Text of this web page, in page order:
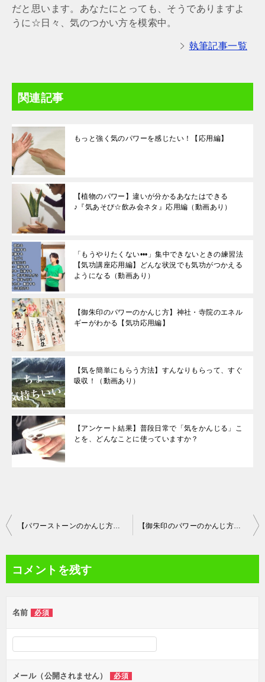
だと思います。あなたにとっても、そうでありますよ
うに☆日々、気のつかい方を模索中。
執筆記事一覧
関連記事
もっと強く気のパワーを感じたい！【応用編】
【植物のパワー】違いが分かるあなたはできる
♪『気あそび☆飲み会ネタ』応用編（動画あり）
「もうやりたくない•••」集中できないときの練習法
【気功講座応用編】どんな状況でも気功がつかえる
ようになる（動画あり）
【御朱印のパワーのかんじ方】神社・寺院のエネル
ギーがわかる【気功応用編】
【気を簡単にもらう方法】すんなりもらって、すぐ
吸収！（動画あり）
【アンケート結果】普段日常で「気をかんじる」こ
とを、どんなことに使っていますか？
投
ビ
ー
シ
ン
【パワーストーンのかんじ方】天然石のパワーを感じてみよう【応用編】（動画あり） 【御朱印のパワーのかんじ方】神社・寺院のエネルギーがわかる【気功応用編】
コメントを残す
名前 必須
メール（公開されません） 必須